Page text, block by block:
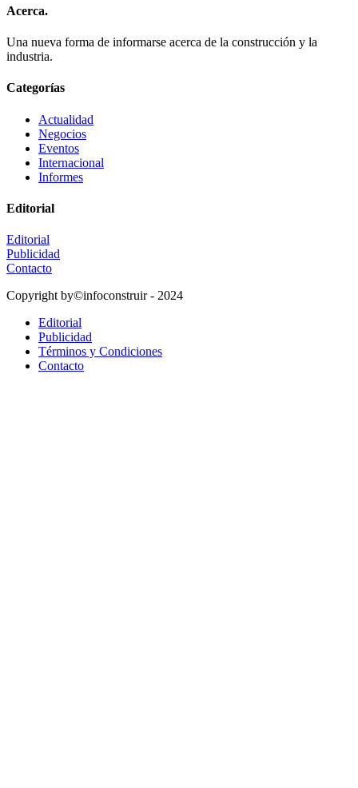
Acerca.
Una nueva forma de informarse acerca de la construcción y la
industria.
Categorías
Actualidad
Negocios
Eventos
Internacional
Informes
Editorial
Editorial
Publicidad
Contacto
Copyright by©infoconstruir - 2024
Editorial
Publicidad
Términos y Condiciones
Contacto